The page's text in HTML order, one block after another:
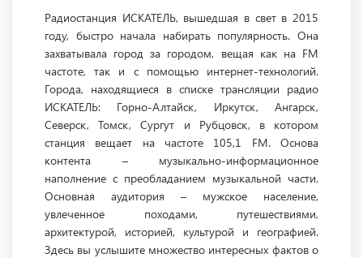
Радиостанция ИСКАТЕЛЬ, вышедшая в свет в 2015
году, быстро начала набирать популярность. Она
захватывала город за городом, вещая как на FM
частоте, так и с помощью интернет-технологий.
Города, находящиеся в списке трансляции радио
ИСКАТЕЛЬ: Горно-Алтайск, Иркутск, Ангарск,
Северск, Томск, Сургут и Рубцовск, в котором
станция вещает на частоте 105,1 FM. Основа
контента – музыкально-информационное
наполнение с преобладанием музыкальной части.
Основная аудитория – мужское население,
увлеченное походами, путешествиями,
архитектурой, историей, культурой и географией.
Здесь вы услышите множество интересных фактов о